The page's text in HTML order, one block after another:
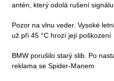
antén, který odolá rušení signálu
Pozor na vlnu veder. Vysoké
už při 45 °C hrozí její poškození
BMW porušilo starý slib. Po
reklama se Spider-Manem